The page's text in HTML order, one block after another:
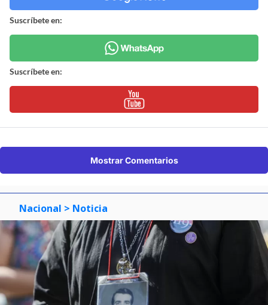
Suscríbete en:
Suscríbete en:
Mostrar Comentarios
Nacional > Noticia